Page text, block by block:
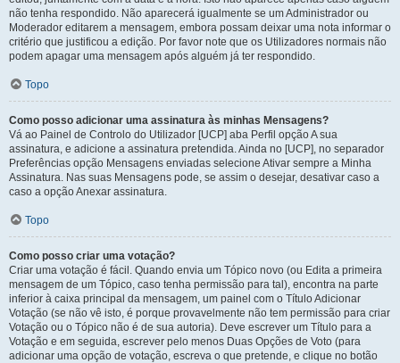
não tenha respondido. Não aparecerá igualmente se um Administrador ou
Moderador editarem a mensagem, embora possam deixar uma nota informar o
critério que justificou a edição. Por favor note que os Utilizadores normais não
podem apagar uma mensagem após alguém já ter respondido.
Topo
Como posso adicionar uma assinatura às minhas Mensagens?
Vá ao Painel de Controlo do Utilizador [UCP] aba Perfil opção A sua
assinatura, e adicione a assinatura pretendida. Ainda no [UCP], no separador
Preferências opção Mensagens enviadas selecione Ativar sempre a Minha
Assinatura. Nas suas Mensagens pode, se assim o desejar, desativar caso a
caso a opção Anexar assinatura.
Topo
Como posso criar uma votação?
Criar uma votação é fácil. Quando envia um Tópico novo (ou Edita a primeira
mensagem de um Tópico, caso tenha permissão para tal), encontra na parte
inferior à caixa principal da mensagem, um painel com o Título Adicionar
Votação (se não vê isto, é porque provavelmente não tem permissão para criar
Votação ou o Tópico não é de sua autoria). Deve escrever um Título para a
Votação e em seguida, escrever pelo menos Duas Opções de Voto (para
adicionar uma opção de votação, escreva o que pretende, e clique no botão